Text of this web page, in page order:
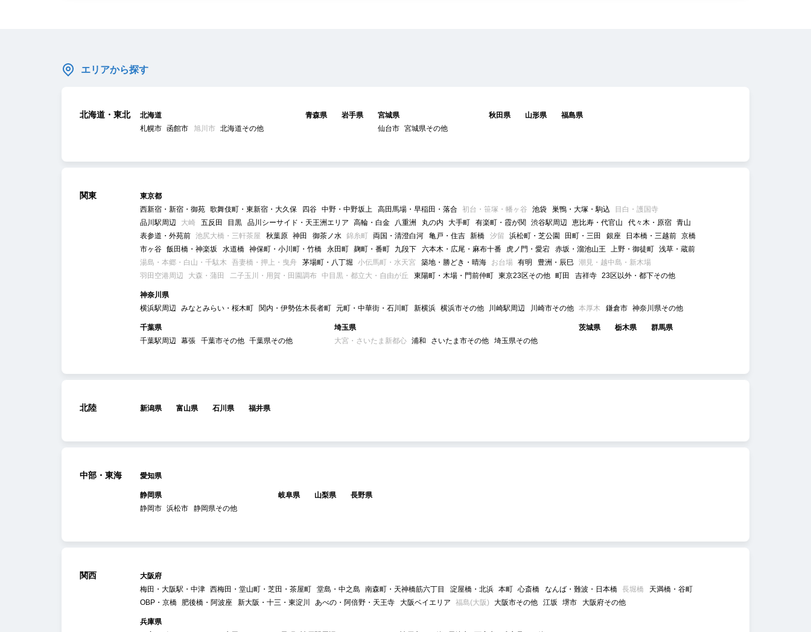
エリアから探す
北海道・東北
北海道
札幌市 函館市 旭川市 北海道その他
青森県 岩手県
宮城県
仙台市
宮城県その他
秋田県 山形県 福島県
関東
東京都
西新宿・新宿・御苑 歌舞伎町・東新宿・大久保 四谷 中野・中野坂上 高田馬場・早稲田・落合 初台・笹塚・幡ヶ谷 池袋 巣鴨・大塚・駒込
目白・護国寺
品川駅周辺
大崎 五反田 目黒 品川シーサイド・天王洲エリア 高輪・白金 八重洲 丸の内 大手町 有楽町・霞が関 渋谷駅周辺 恵比寿・代官山 代々木・原宿 青山
表参道・外苑前 池尻大橋・三軒茶屋 秋葉原 神田 御茶ノ水 錦糸町 両国・清澄白河 亀戸・住吉 新橋 汐留 浜松町・芝公園 田町・三田 銀座 日本橋・三越前
京橋
市ヶ谷 飯田橋・神楽坂 水道橋 神保町・小川町・竹橋 永田町 麹町・番町 九段下 六本木・広尾・麻布十番 虎ノ門・愛宕 赤坂・溜池山王 上野・御徒町 浅草・蔵前
湯島・本郷・白山・千駄木
吾妻橋・押上・曳舟 茅場町・八丁堀 小伝馬町・水天宮 築地・勝どき・晴海 お台場 有明 豊洲・辰巳
潮見・越中島・新木場
羽田空港周辺
大森・蒲田 二子玉川・用賀・田園調布 中目黒・都立大・自由が丘 東陽町・木場・門前仲町 東京23区その他 町田 吉祥寺 23区以外・都下その他
神奈川県
横浜駅周辺
みなとみらい・桜木町 関内・伊勢佐木長者町 元町・中華街・石川町 新横浜 横浜市その他 川崎駅周辺 川崎市その他 本厚木 鎌倉市 神奈川県その他
千葉県
千葉駅周辺
幕張 千葉市その他 千葉県その他
埼玉県
大宮・さいたま新都心
浦和 さいたま市その他 埼玉県その他
茨城県 栃木県 群馬県
北陸 新潟県 富山県 石川県 福井県
中部・東海 愛知県
静岡県
静岡市 浜松市 静岡県その他
岐阜県 山梨県 長野県
関西
大阪府
梅田・大阪駅・中津 西梅田・堂山町・芝田・茶屋町 堂島・中之島 南森町・天神橋筋六丁目 淀屋橋・北浜 本町 心斎橋 なんば・難波・日本橋 長堀橋
天満橋・谷町
OBP・京橋
肥後橋・阿波座 新大阪・十三・東淀川 あべの・阿倍野・天王寺 大阪ベイエリア 福島(大阪) 大阪市その他 江坂 堺市 大阪府その他
兵庫県